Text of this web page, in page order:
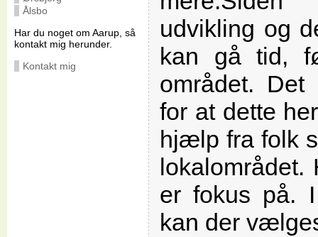
Ålsbo
Har du noget om Aarup, så
kontakt mig herunder.
Kontakt mig
udvikling og
kan gå tid,
området.
for at dette
hjælp fra folk
er fokus på.
kan der